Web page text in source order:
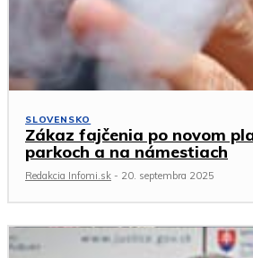
SLOVENSKO
Zákaz fajčenia po novom
parkoch a na námestiach
Redakcia Infomi.sk - 20. septembra 2025